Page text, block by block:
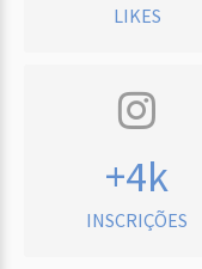
LIKES
+4k
INSCRIÇÕES